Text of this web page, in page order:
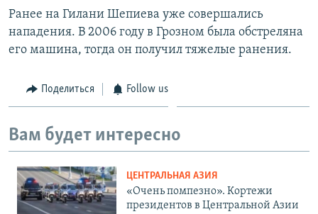
Ранее на Гилани Шепиева уже совершались
нападения. В 2006 году в Грозном была обстреляна
его машина, тогда он получил тяжелые ранения.
Поделиться Follow us
Вам будет интересно
ЦЕНТРАЛЬНАЯ АЗИЯ
«Очень помпезно». Кортежи
президентов в Центральной Азии